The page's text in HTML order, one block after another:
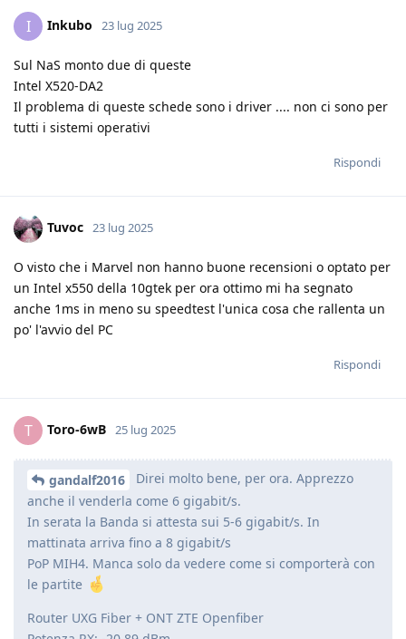
I Inkubo 23 lug 2025
Sul NaS monto due di queste
Intel X520-DA2
Il problema di queste schede sono i driver .... non ci sono per
tutti i sistemi operativi
Rispondi
Tuvoc 23 lug 2025
O visto che i Marvel non hanno buone recensioni o optato per
un Intel x550 della 10gtek per ora ottimo mi ha segnato
anche 1ms in meno su speedtest l'unica cosa che rallenta un
po' l'avvio del PC
Rispondi
T Toro-6wB 25 lug 2025
gandalf2016
Direi molto bene, per ora. Apprezzo
anche il venderla come 6 gigabit/s.
In serata la Banda si attesta sui 5-6 gigabit/s. In
mattinata arriva fino a 8 gigabit/s
PoP MIH4. Manca solo da vedere come si comporterà con
le partite
Router UXG Fiber + ONT ZTE Openfiber